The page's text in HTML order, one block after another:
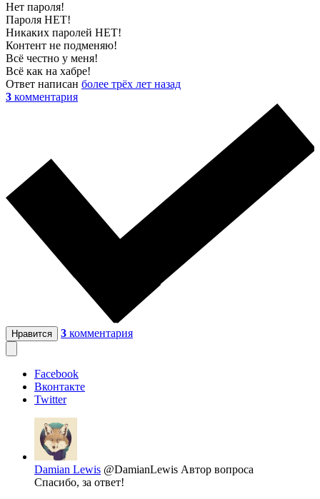
Нет пароля!
Пароля НЕТ!
Никаких паролей НЕТ!
Контент не подменяю!
Всё честно у меня!
Всё как на хабре!
Ответ написан более трёх лет назад
3 комментария
Нравится 3 комментария
Facebook
Вконтакте
Twitter
Damian Lewis @DamianLewis Автор вопроса
Спасибо, за ответ!